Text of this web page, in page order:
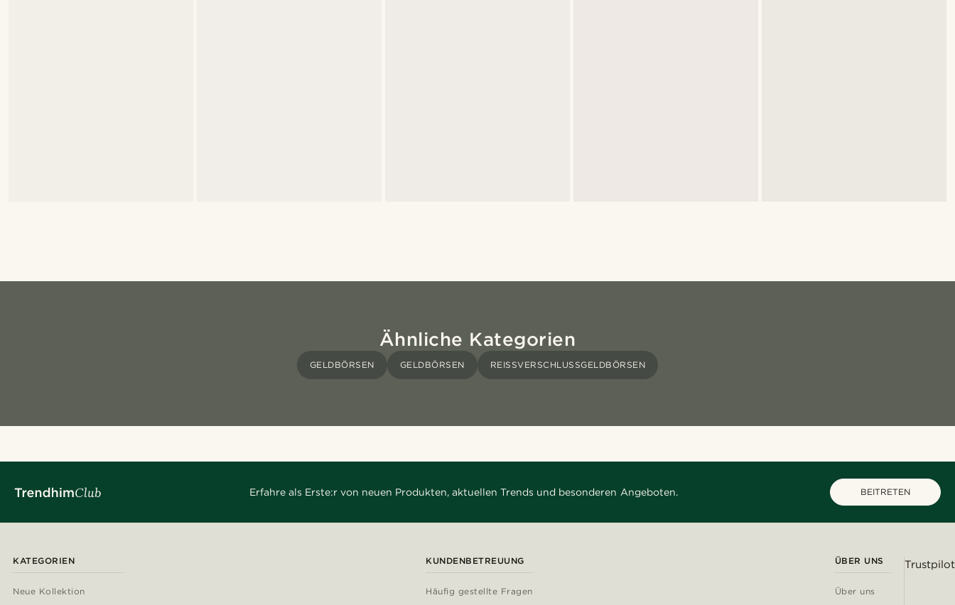
Ähnliche Kategorien
GELDBÖRSEN GELDBÖRSEN REISSVERSCHLUSSGELDBÖRSEN
Erfahre als Erste:r von neuen Produkten, aktuellen Trends und besonderen Angeboten. BEITRETEN
KATEGORIEN
Neue Kollektion
KUNDENBETREUUNG
Häufig gestellte Fragen
ÜBER UNS
Über uns
Trustpilot